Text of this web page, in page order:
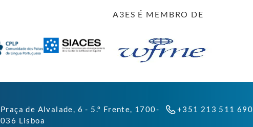
A3ES É MEMBRO DE
Praça de Alvalade, 6 - 5.º Frente, 1700-
036 Lisboa
+351 213 511 690